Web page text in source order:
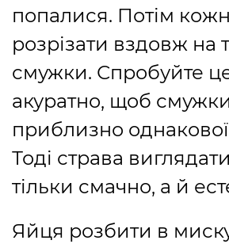
попалися. Потім
розрізати вздовж на
смужки. Спробуйте
акуратно, щоб
приблизно
Тоді страва
тільки смачно, а й
Яйця розбити в